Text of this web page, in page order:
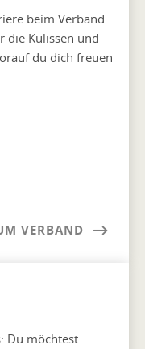
beim Verband
die Kulissen und
du dich freuen
VERBAND
Du möchtest